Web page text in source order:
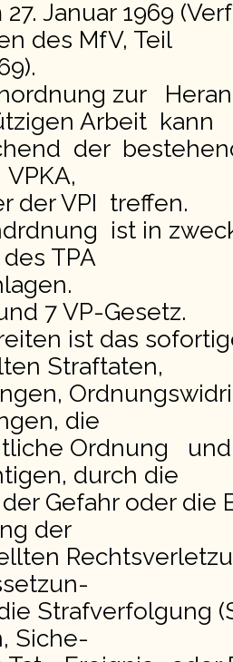
Januar 1969
des MfV, Teil
zur
Arbeit kann
der
der VPI treffen.
ist in
TPA
7 VP-Gesetz.
ist das
Straftaten,
die
Ordnung und
durch die
Gefahr oder die
der
Strafverfolgung
Siche-